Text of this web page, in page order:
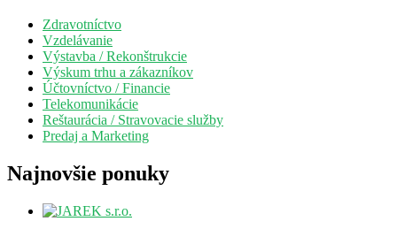
Zdravotníctvo
Vzdelávanie
Výstavba / Rekonštrukcie
Výskum trhu a zákazníkov
Účtovníctvo / Financie
Telekomunikácie
Reštaurácia / Stravovacie služby
Predaj a Marketing
Najnovšie ponuky